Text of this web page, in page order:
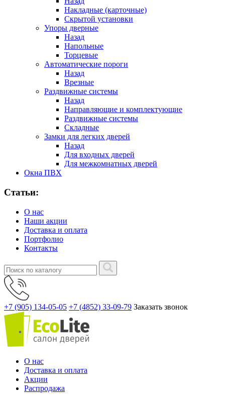
Накладные (карточные)
Скрытой установки
Упоры дверные
Назад
Напольные
Торцевые
Автоматические пороги
Назад
Врезные
Раздвижные системы
Назад
Направляющие и комплектующие
Раздвижные системы
Складные
Замки для легких дверей
Назад
Для входных дверей
Для межкомнатных дверей
Окна ПВХ
Статьи:
О нас
Наши акции
Доставка и оплата
Портфолио
Контакты
+7 (905) 134-05-05 +7 (4852) 33-09-79 Заказать звонок
О нас
Доставка и оплата
Акции
Распродажа